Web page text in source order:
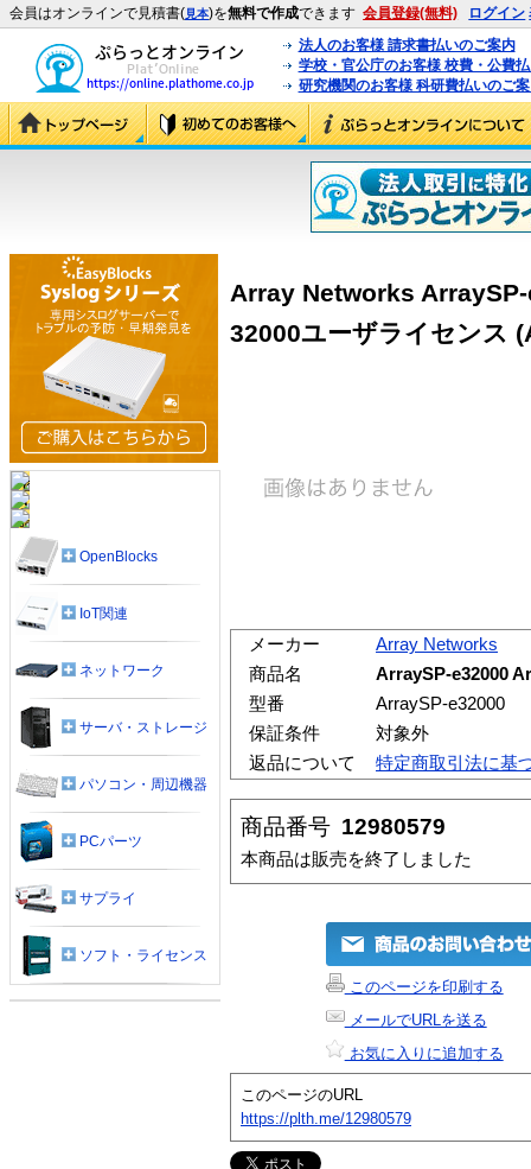
会員はオンラインで見積書(見本)を無料で作成できます 会員登録(無料) ログイン
法人のお客様 請求書払いのご案内
学校・官公庁のお客様 校費・公費
研究機関のお客様 科研費払いのご
Array Networks
32000ユーザライセンス
メーカー
Array Networks
商品名
ArraySP-e32000
型番
ArraySP-e32000
保証条件
対象外
返品について
特定商取引法に基
商品番号 12980579
本商品は販売を終了しました
このページを印刷する
メールでURLを送る
お気に入りに追加する
このページのURL
https://plth.me/12980579
OpenBlocks
IoT関連
ネットワーク
サーバ・ストレージ
パソコン・周辺機器
PCパーツ
サプライ
ソフト・ライセンス